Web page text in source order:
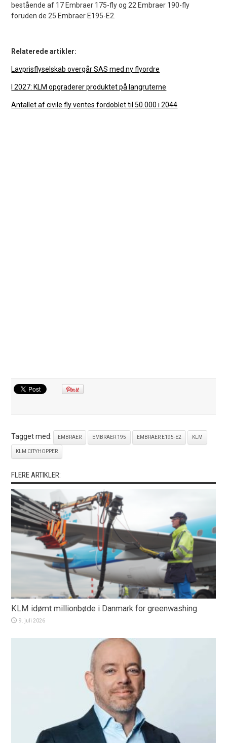
bestående af 17 Embraer 175-fly og 22 Embraer 190-fly
foruden de 25 Embraer E195-E2.
Relaterede artikler:
Lavprisflyselskab overgår SAS med ny flyordre
I 2027: KLM opgraderer produktet på langruterne
Antallet af civile fly ventes fordoblet til 50.000 i 2044
Tagget med: EMBRAER EMBRAER 195 EMBRAER E195-E2 KLM
KLM CITYHOPPER
FLERE ARTIKLER:
KLM idømt millionbøde i Danmark for greenwashing
9. juli 2026